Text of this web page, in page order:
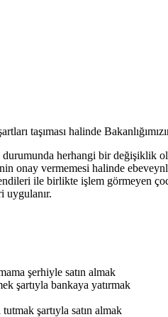
taşıması halinde
herhangi bir değişiklik
onay vermemesi halinde
ile birlikte işlem görmeyen
uygulanır.
şerhiyle satın almak
şartıyla bankaya yatırmak
şartıyla satın almak